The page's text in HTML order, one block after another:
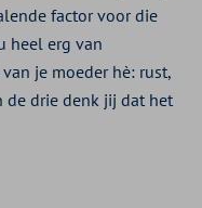
factor voor die
heel erg van
je moeder hè: rust,
de drie denk jij dat het